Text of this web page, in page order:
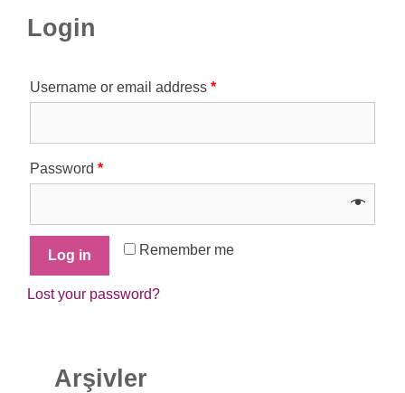
Login
Username or email address *
Password *
Remember me
Log in
Lost your password?
Arşivler